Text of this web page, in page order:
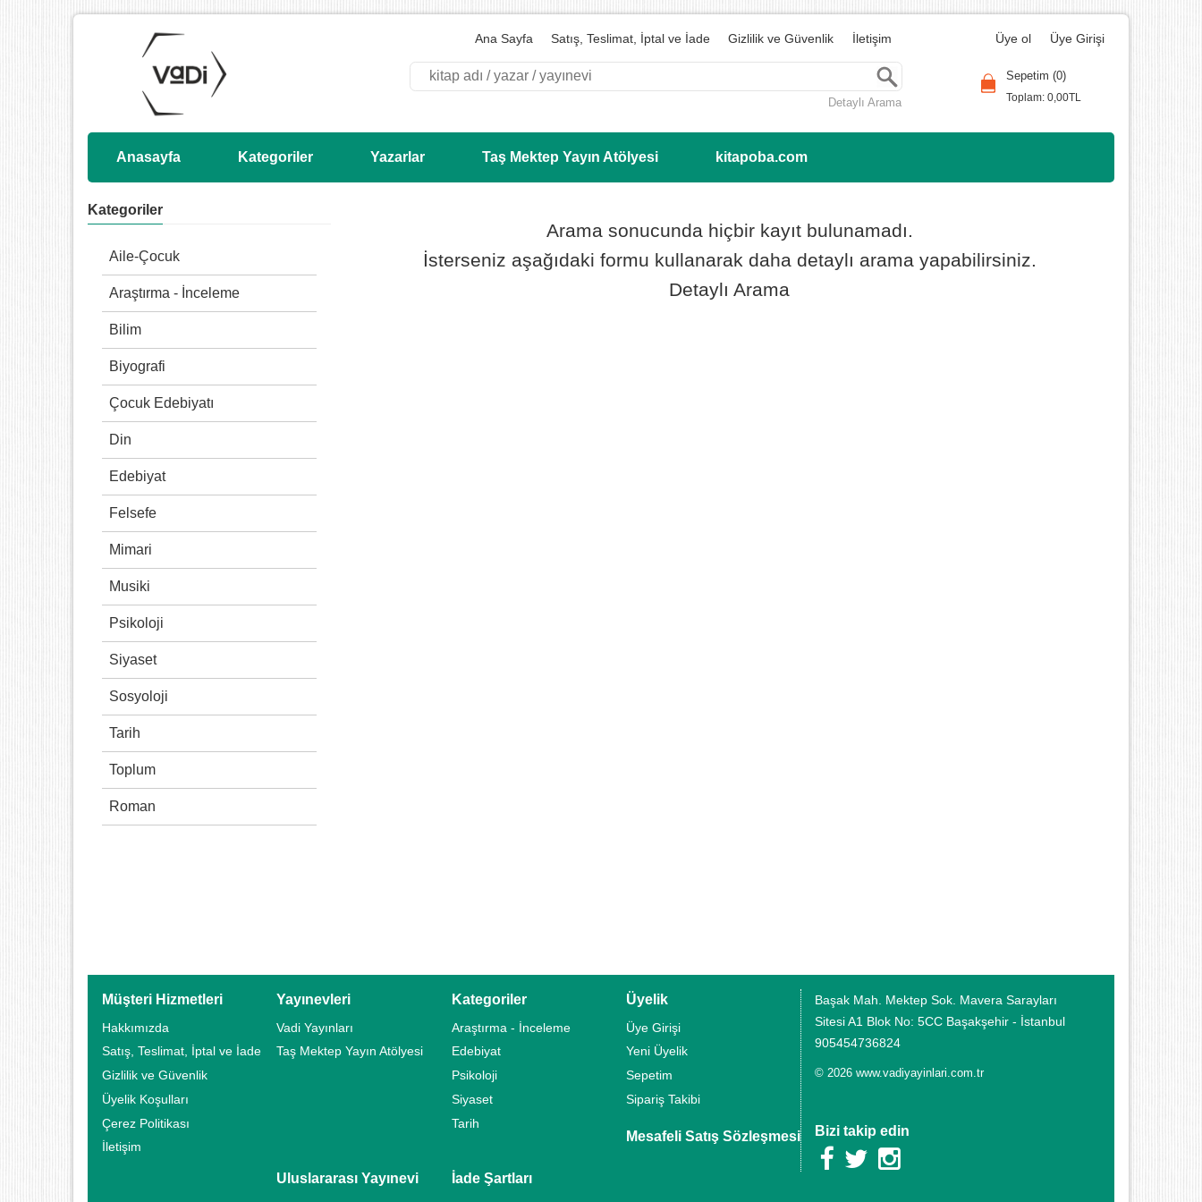
Ana Sayfa Satış, Teslimat, İptal ve İade Gizlilik ve Güvenlik İletişim
Vadi’ye Dair
Üye ol Üye Girişi
Detaylı Arama
Sepetim (0)
Toplam:0 ,00TL
Anasayfa Kategoriler Yazarlar Taş Mektep Yayın Atölyesi kitapoba.com
Kategoriler
Aile-Çocuk
Araştırma - İnceleme
Bilim
Biyografi
Çocuk Edebiyatı
Din
Edebiyat
Felsefe
Mimari
Musiki
Psikoloji
Siyaset
Sosyoloji
Tarih
Toplum
Roman
Arama sonucunda hiçbir kayıt bulunamadı.
İsterseniz aşağıdaki formu kullanarak daha detaylı arama yapabilirsiniz.
Detaylı Arama
Müşteri Hizmetleri
Hakkımızda
Satış, Teslimat, İptal ve İade
Gizlilik ve Güvenlik
Üyelik Koşulları
Çerez Politikası
İletişim
Yayınevleri
Vadi Yayınları
Taş Mektep Yayın Atölyesi
Kategoriler
Araştırma - İnceleme
Edebiyat
Psikoloji
Siyaset
Tarih
Üyelik
Üye Girişi
Yeni Üyelik
Sepetim
Sipariş Takibi
Mesafeli Satış Sözleşmesi
Uluslararası Yayınevi İade Şartları
Başak Mah. Mektep Sok. Mavera Sarayları
Sitesi A1 Blok No: 5CC Başakşehir - İstanbul
905454736824
© 2026 www.vadiyayinlari.com.tr
Bizi takip edin